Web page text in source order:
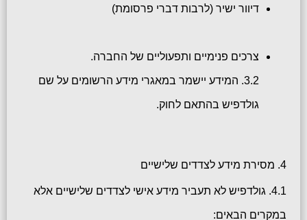
דיוור ישיר (לרבות דברי פרסומת)
צרכים פנימיים ותפעוליים של החברה.
3.2. המידע יישמר במאגרי מידע הרשומים על שם
גולדפיש בהתאם לחוק.
4. מסירת מידע לצדדים שלישיים
4.1. גולדפיש לא תעביר מידע אישי לצדדים שלישיים אלא
במקרים הבאים: